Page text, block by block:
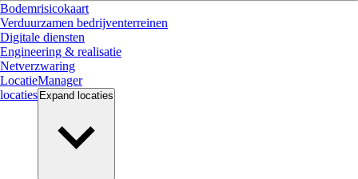
Bodemrisicokaart
Verduurzamen bedrijventerreinen
Digitale diensten
Engineering & realisatie
Netverzwaring
LocatieManager
locaties Expand locaties